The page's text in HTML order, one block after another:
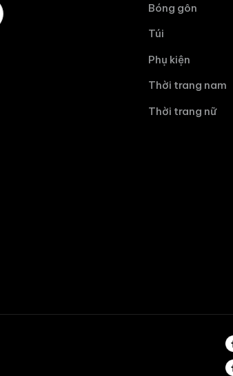
Bóng gôn
Túi
Phụ kiện
Thời trang nam
Thời trang nữ